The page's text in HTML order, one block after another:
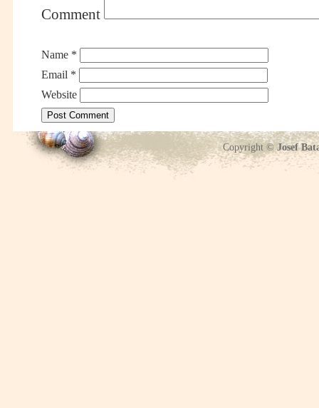
Comment
Name *
Email *
Website
Copyright ©Josef